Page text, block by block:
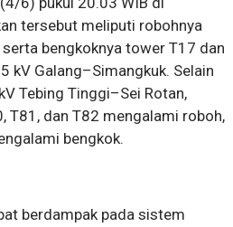
tersebut meliputi robohnya
bengkoknya tower T17 dan
kV Galang–Simangkuk. Selain
Tebing Tinggi–Sei Rotan,
T81, dan T82 mengalami roboh,
bengkok.
berdampak pada sistem